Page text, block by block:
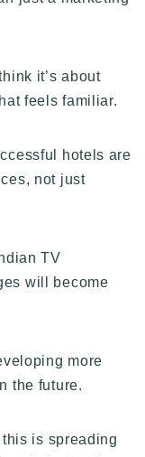
it’s about
feels familiar.
hotels are
not just
TV
will become
more
the future.
is spreading